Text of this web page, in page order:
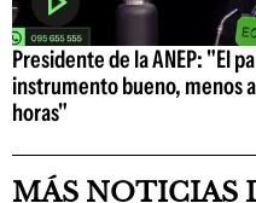
Presidente de la ANEP: "El
instrumento bueno, menos
horas"
MÁS NOTICIAS